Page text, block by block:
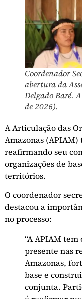
Coordenador
abertura da
Delgado Baré.
de 2026).
A Articulação das
Amazonas
reafirmando seu
organizações de
territórios.
O coordenador
destacou a
no processo:
“A APIAM
presente nas
Amazonas,
base e
conjunta.